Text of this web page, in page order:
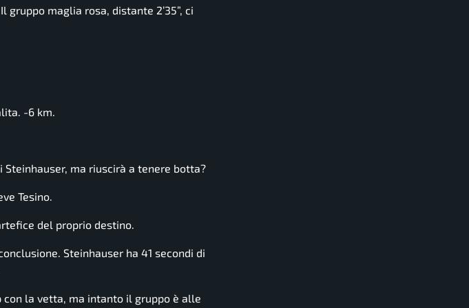
maglia rosa, distante 2’35”, ci
-6 km.
ma riuscirà a tenere botta?
Tesino.
del proprio destino.
Steinhauser ha 41 secondi di
la vetta, ma intanto il gruppo è alle